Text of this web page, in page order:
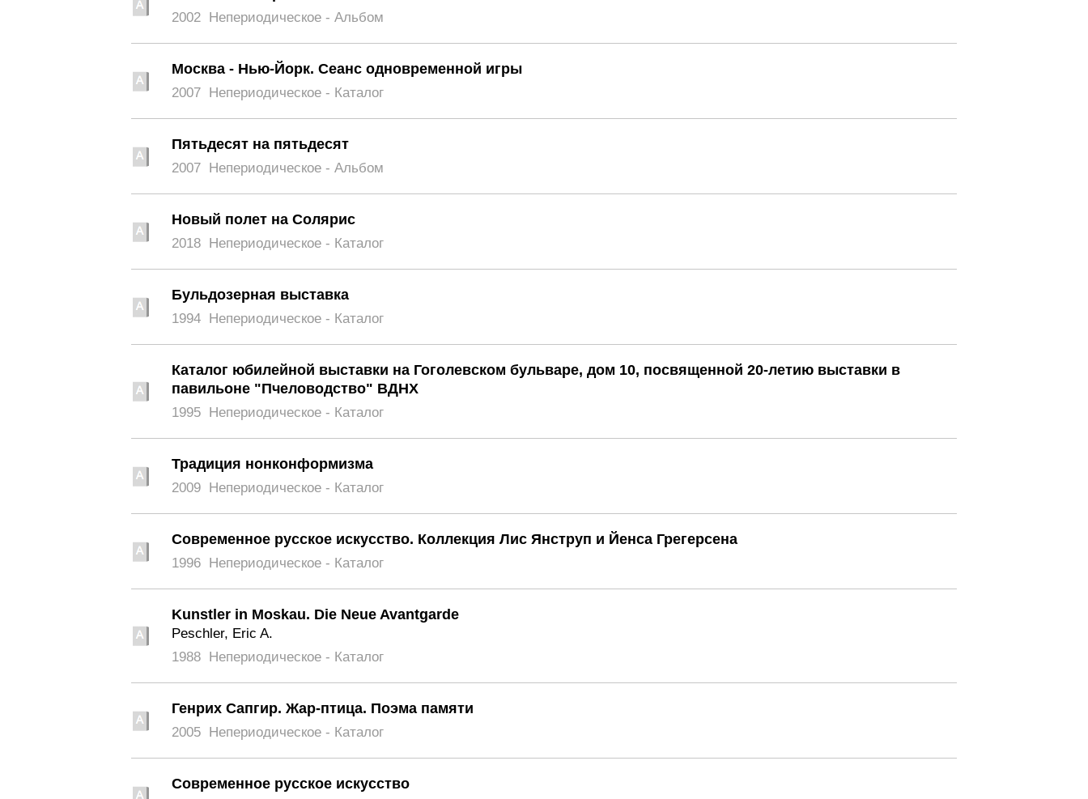
2002 Непериодическое - Альбом
Москва - Нью-Йорк. Сеанс одновременной игры
2007 Непериодическое - Каталог
Пятьдесят на пятьдесят
2007 Непериодическое - Альбом
Новый полет на Солярис
2018 Непериодическое - Каталог
Бульдозерная выставка
1994 Непериодическое - Каталог
Каталог юбилейной выставки на Гоголевском бульваре, дом 10, посвященной 20-летию выставки в
павильоне "Пчеловодство" ВДНХ
1995 Непериодическое - Каталог
Традиция нонконформизма
2009 Непериодическое - Каталог
Современное русское искусство. Коллекция Лис Янструп и Йенса Грегерсена
1996 Непериодическое - Каталог
Kunstler in Moskau. Die Neue Avantgarde
Peschler, Eric A.
1988 Непериодическое - Каталог
Генрих Сапгир. Жар-птица. Поэма памяти
2005 Непериодическое - Каталог
Современное русское искусство